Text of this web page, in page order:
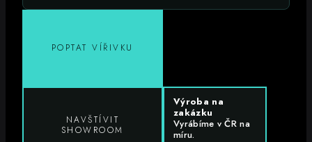
POPTAT VÍŘIVKU
NAVŠTÍVIT
SHOWROOM
Výroba na
zakázku
Vyrábíme v ČR na
míru.